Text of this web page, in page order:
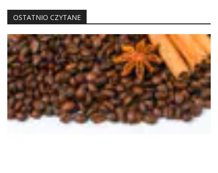
OSTATNIO CZYTANE